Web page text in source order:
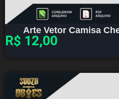
Arte Vetor Camisa
R$ 12,00